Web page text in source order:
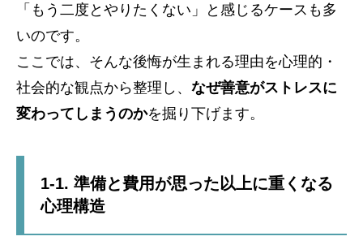
「もう二度とやりたくない」と感じるケースも多
いのです。
ここでは、そんな後悔が生まれる理由を心理的・
社会的な観点から整理し、 なぜ善意がストレスに
変わってしまうのかを掘り下げます。
1-1. 準備と費用が思った以上に重くなる
心理構造